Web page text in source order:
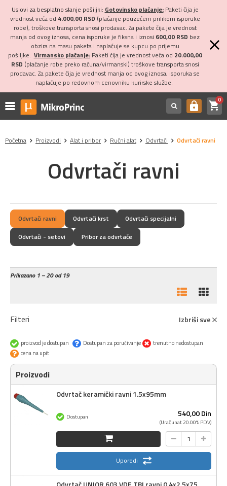
Uslovi za besplatno slanje pošiljki: Gotovinsko plaćanje:Paketi čija je
vrednost veća od 4.000,00 RSD (plaćanje pouzećem prilikom isporuke
robe), troškove transporta snosi prodavac. Za pakete čija je vrednost
manja od ovog iznosa, cena isporuke je fiksna i iznosi 600,00 RSD bez
obzira na masu paketa i naplaćuje se kupcu po prijemu
pošiljke. Virmansko plaćanje:Paketi čija je vrednost veća od 20.000,00
RSD (plaćanje robe preko računa/virmanski) troškove transporta snosi
prodavac. Za pakete čija je vrednost manja od ovog iznosa, isporuka se
naplaćuje po redovnom cenovniku kurirske službe.
https shopping_cart0
Početna Proizvodi Alat i pribor Ručni alat Odvrtači Odvrtači ravni
Odvrtači ravni
Odvrtači ravni Odvrtači krst
Odvrtači specijalni
Odvrtači - setovi
Pribor za odvrtače
Prikazano1 – 20 od 19
Filteri Izbriši sve
proizvod je dostupan Dostupan za poručivanje
trenutno nedostupan
cena na upit
Proizvodi
Odvrtač keramički ravni 1.5x95mm
540,00Din
(Uračunat 20.00% PDV)
Dostupan
Uporedi